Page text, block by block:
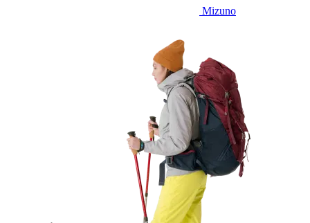
Mizuno